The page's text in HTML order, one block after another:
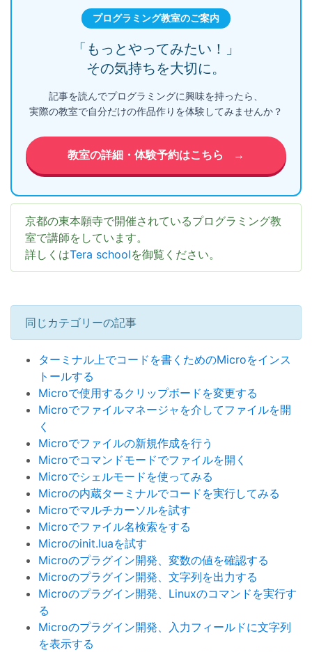
プログラミング教室のご案内
「もっとやってみたい！」
その気持ちを大切に。
記事を読んでプログラミングに興味を持ったら、
実際の教室で自分だけの作品作りを体験してみませんか？
教室の詳細・体験予約はこちら →
京都の東本願寺で開催されているプログラミング教
室で講師をしています。
詳しくはTera schoolを御覧ください。
同じカテゴリーの記事
ターミナル上でコードを書くためのMicroをインス
トールする
Microで使用するクリップボードを変更する
Microでファイルマネージャを介してファイルを開
く
Microでファイルの新規作成を行う
Microでコマンドモードでファイルを開く
Microでシェルモードを使ってみる
Microの内蔵ターミナルでコードを実行してみる
Microでマルチカーソルを試す
Microでファイル名検索をする
Microのinit.luaを試す
Microのプラグイン開発、変数の値を確認する
Microのプラグイン開発、文字列を出力する
Microのプラグイン開発、Linuxのコマンドを実行す
る
Microのプラグイン開発、入力フィールドに文字列
を表示する